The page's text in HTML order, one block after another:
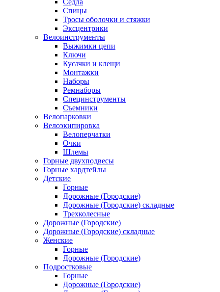
Седла
Спицы
Тросы оболочки и стяжки
Эксцентрики
Велоинструменты
Выжимки цепи
Ключи
Кусачки и клещи
Монтажки
Наборы
Ремнаборы
Специнструменты
Съемники
Велопарковки
Велоэкипировка
Велоперчатки
Очки
Шлемы
Горные двухподвесы
Горные хардтейлы
Детские
Горные
Дорожные (Городские)
Дорожные (Городские) складные
Трехколесные
Дорожные (Городские)
Дорожные (Городские) складные
Женские
Горные
Дорожные (Городские)
Подростковые
Горные
Дорожные (Городские)